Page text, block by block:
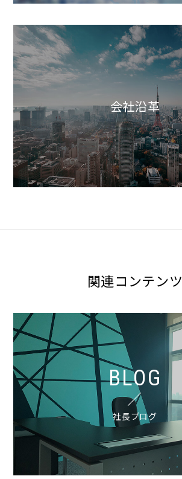
会社沿革
関連コンテンツ
BLOG
社長ブログ